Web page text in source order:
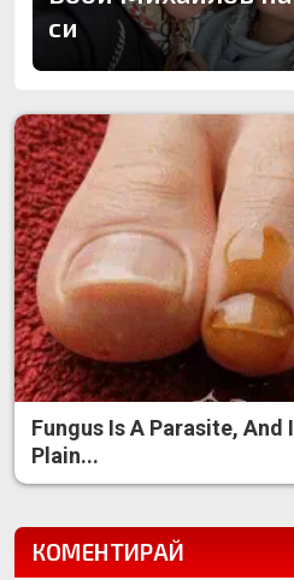
си
Fungus Is A Parasite, And
Plain...
КОМЕНТИРАЙ